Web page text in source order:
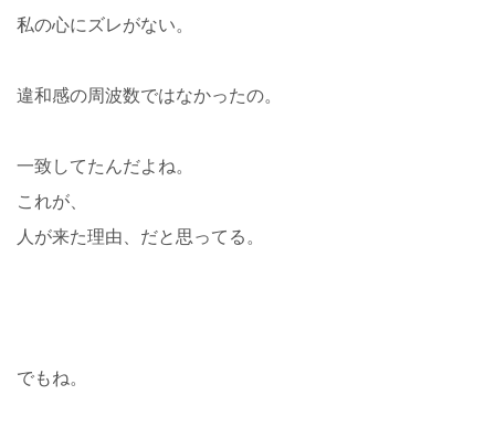
私の心にズレがない。
違和感の周波数ではなかったの。
一致してたんだよね。
これが、
人が来た理由、だと思ってる。
でもね。